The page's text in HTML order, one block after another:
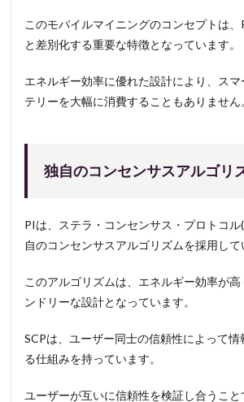
このモバイルマイニングのコンセプトは
と差別化する重要な特徴となっています。
エネルギー効率に優れた設計により、ス
テリーを大幅に消費することもありません
独自のコンセンサスアルゴリ
PIは、ステラ・コンセンサス・プロトコル
自のコンセンサスアルゴリズムを採用して
このアルゴリズムは、エネルギー効率が
ンドリーな設計となっています。
SCPは、ユーザー同士の信頼性によって
る仕組みを持っています。
ユーザーが互いに信頼性を検証し合うこ